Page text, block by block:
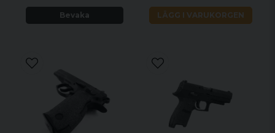
Bevaka LÄGG I VARUKORGEN